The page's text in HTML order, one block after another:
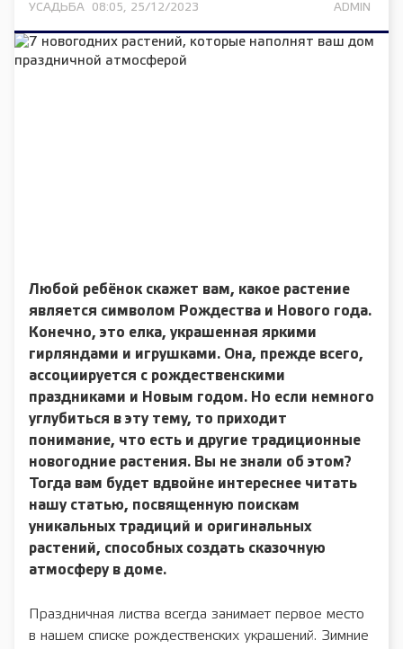
УСАДЬБА 08:05, 25/12/2023 ADMIN
Любой ребёнок скажет вам, какое растение
является символом Рождества и Нового года.
Конечно, это елка, украшенная яркими
гирляндами и игрушками. Она, прежде всего,
ассоциируется с рождественскими
праздниками и Новым годом. Но если немного
углубиться в эту тему, то приходит
понимание, что есть и другие традиционные
новогодние растения. Вы не знали об этом?
Тогда вам будет вдвойне интереснее читать
нашу статью, посвященную поискам
уникальных традиций и оригинальных
растений, способных создать сказочную
атмосферу в доме.
Праздничная листва всегда занимает первое место
в нашем списке рождественских украшений. Зимние